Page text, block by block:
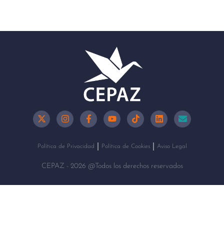
Política de Privacidad Política de Cookies Aviso Legal
CEPAZ - 2026 @Todos los derechos reservados